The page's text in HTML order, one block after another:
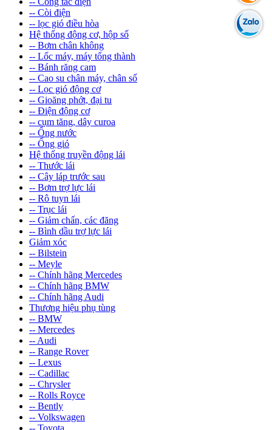
-- Còi điện
-- lọc gió điều hòa
Hệ thống động cơ, hộp số
-- Bơm chân không
-- Lốc máy, máy tổng thành
-- Bánh răng cam
-- Cao su chân máy, chân số
-- Lọc gió động cơ
-- Gioăng phớt, đại tu
-- Điện động cơ
-- cụm tăng, dây curoa
-- Ống nước
-- Ống gió
Hệ thống truyền động lái
-- Thước lái
-- Cây láp trước sau
-- Bơm trợ lực lái
-- Rô tuyn lái
-- Trục lái
-- Giảm chấn, các đăng
-- Bình dầu trợ lực lái
Giảm xóc
-- Bilstein
-- Meyle
-- Chính hãng Mercedes
-- Chính hãng BMW
-- Chính hãng Audi
Thương hiệu phụ tùng
-- BMW
-- Mercedes
-- Audi
-- Range Rover
-- Lexus
-- Cadillac
-- Chrysler
-- Rolls Royce
-- Bently
-- Volkswagen